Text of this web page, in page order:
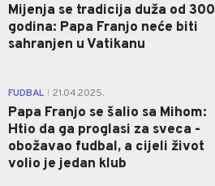
Mijenja se tradicija duža od 300
godina: Papa Franjo neće biti
sahranjen u Vatikanu
FUDBAL 21.04.2025.
Papa Franjo se šalio sa Mihom:
Htio da ga proglasi za sveca -
obožavao fudbal, a cijeli život
volio je jedan klub